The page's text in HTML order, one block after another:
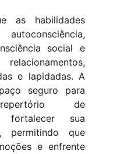
as habilidades
social e
e lapidadas. A
seguro para
de
fortalecer sua
permitindo que
e enfrente